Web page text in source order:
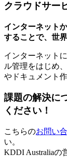
クラウドサー
インターネット
することで、世
インターネット
ル管理をはじめ
やドキュメント
課題の解決に
ください！
こちらのお問い
い。
KDDI Australiaの